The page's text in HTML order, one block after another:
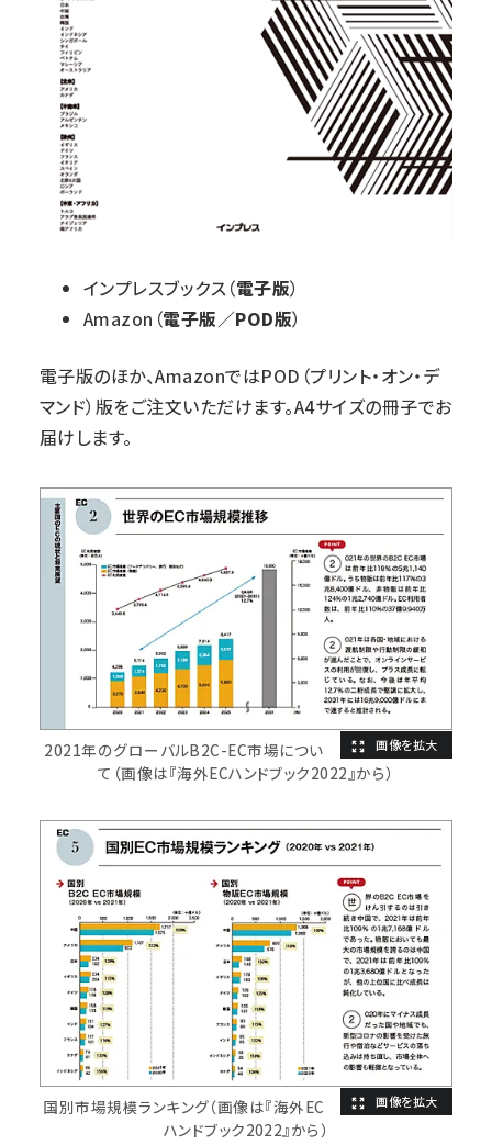
インプレスブックス （電子版）
Amazon （電子版／POD版）
電子版のほか、AmazonではPOD（プリント・オン・デ
マンド）版をご注文いただけます。A4サイズの冊子でお
届けします。
2021年のグローバルB2C-EC市場につい
て（画像は『海外ECハンドブック2022』から）
国別市場規模ランキング（画像は『海外EC
ハンドブック2022』から）